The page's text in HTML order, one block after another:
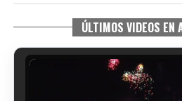
ÚLTIMOS VIDEOS EN